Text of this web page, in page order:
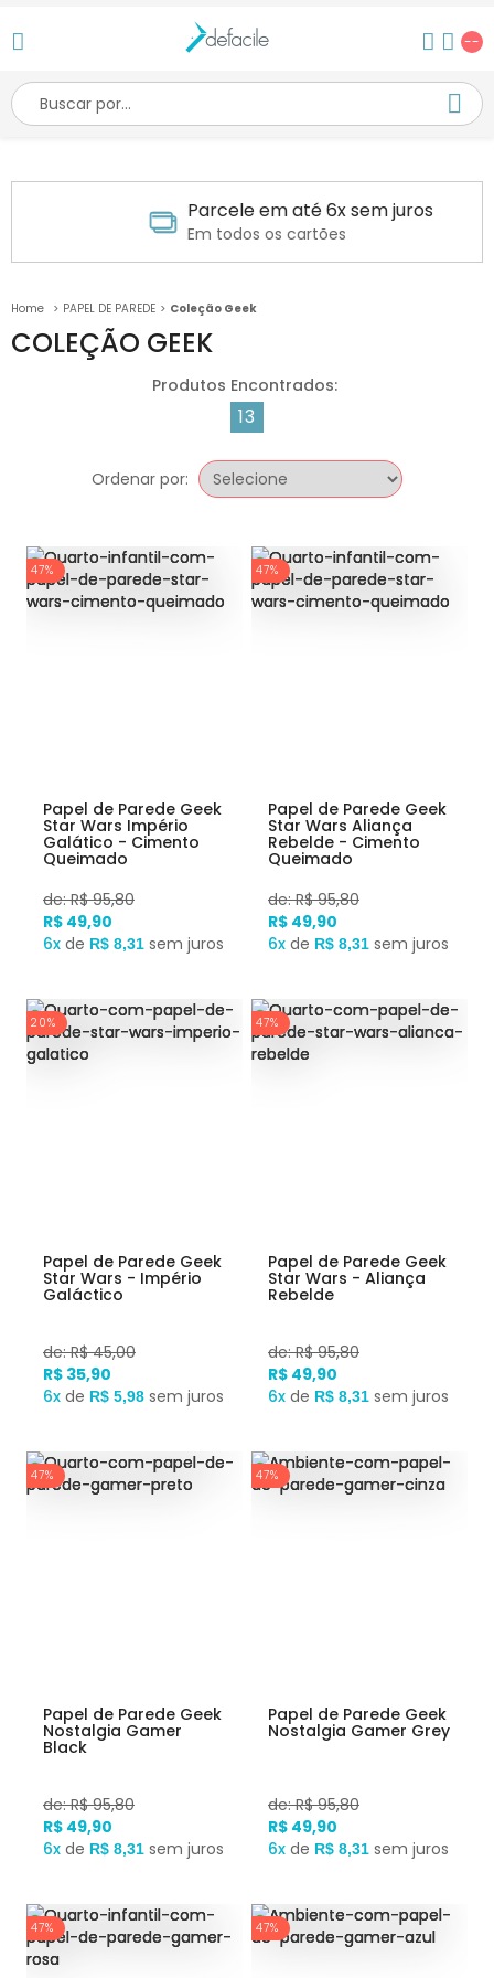
--
Parcele em até 6x sem juros
Em todos os cartões
PAPEL DE PAREDE Coleção Geek
COLEÇÃO GEEK
13
Ordenar por:
47%
Papel de Parede Geek
Star Wars Império
Galático - Cimento
Queimado
de: R$ 95,80
R$ 49,90
6x de R$ 8,31 sem juros
47%
Papel de Parede Geek
Star Wars Aliança
Rebelde - Cimento
Queimado
de: R$ 95,80
R$ 49,90
6x de R$ 8,31 sem juros
20%
Papel de Parede Geek
Star Wars - Império
Galáctico
de: R$ 45,00
R$ 35,90
6x de R$ 5,98 sem juros
47%
Papel de Parede Geek
Star Wars - Aliança
Rebelde
de: R$ 95,80
R$ 49,90
6x de R$ 8,31 sem juros
47%
Papel de Parede Geek
Nostalgia Gamer
Black
de: R$ 95,80
R$ 49,90
6x de R$ 8,31 sem juros
47%
Papel de Parede Geek
Nostalgia Gamer Grey
de: R$ 95,80
R$ 49,90
6x de R$ 8,31 sem juros
47% 47%